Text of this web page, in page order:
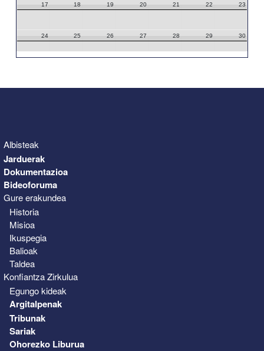
17 18 19 20 21 22 23
24 25 26 27 28 29 30
Albisteak
Jarduerak
Dokumentazioa
Bideoforuma
Gure erakundea
Historia
Misioa
Ikuspegia
Balioak
Taldea
Konfiantza Zirkulua
Egungo kideak
Argitalpenak
Tribunak
Sariak
Ohorezko Liburua